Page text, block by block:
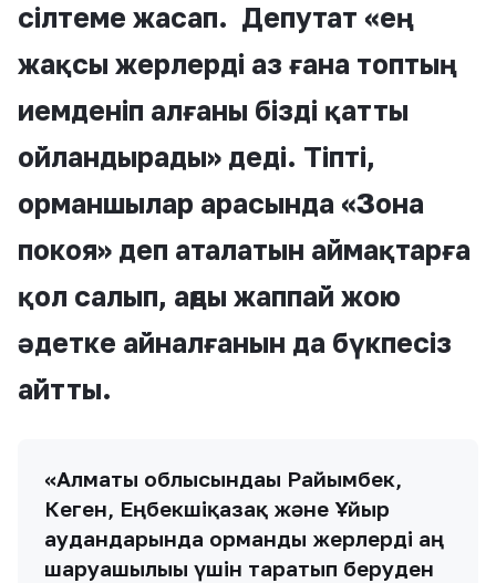
сілтеме жасап. Депутат «ең
жақсы жерлерді аз ғана топтың
иемденіп алғаны бізді қатты
ойландырады» деді. Тіпті,
орманшылар арасында «Зона
покоя» деп аталатын аймақтарға
қол салып, аңды жаппай жою
әдетке айналғанын да бүкпесіз
айтты.
«Алматы облысындағы Райымбек,
Кеген, Еңбекшіқазақ және Ұйғыр
аудандарында орманды жерлерді аң
шаруашылығы үшін таратып беруден